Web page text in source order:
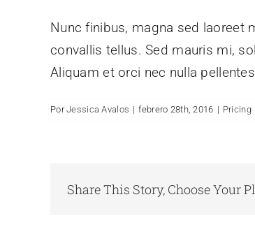
Nunc finibus, magna sed laoreet
convallis tellus. Sed mauris mi,
Aliquam et orci nec nulla
PorJessica Avalos | febrero 28th, 2016 | Pricing
Share This Story, Choose Your